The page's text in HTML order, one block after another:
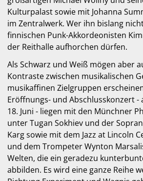
Kulturpalast sowie mit Johanna
im Zentralwerk. Wer ihn bislang
finnischen Punk-Akkordeonisten
der Reithalle aufhorchen dürfen.
Als Schwarz und Weiß mögen aber
Kontraste zwischen musikalischen
musikaffinen Zielgruppen
Eröffnungs- und Abschlusskonzert -
18. Juni - liegen mit den Münchner
unter Tugan Sokhiev und der
Karg sowie mit dem Jazz at Lincoln
und dem Trompeter Wynton
Welten, die ein geradezu
abbilden. Es wird eine ganze Reihe